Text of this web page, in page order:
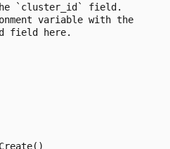
`cluster_id` field.
variable with the
field here.